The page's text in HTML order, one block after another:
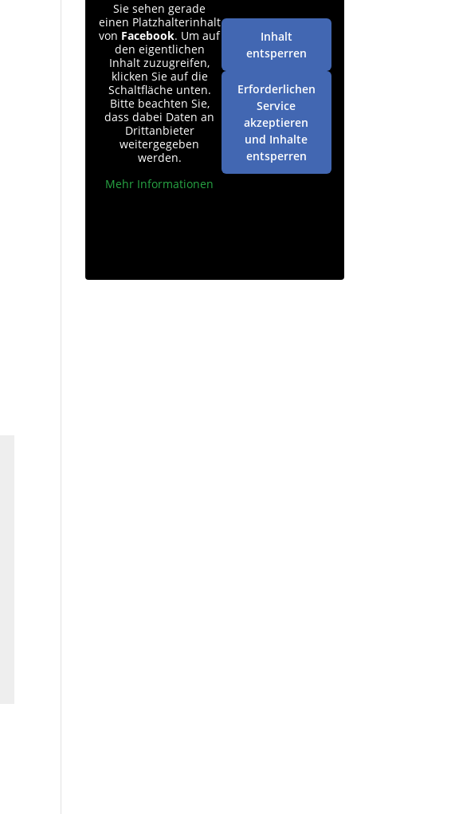
Sie sehen gerade
einen Platzhalterinhalt
von Facebook. Um auf
den eigentlichen
Inhalt zuzugreifen,
klicken Sie auf die
Schaltfläche unten.
Bitte beachten Sie,
dass dabei Daten an
Drittanbieter
weitergegeben
werden.
Mehr Informationen
Inhalt
entsperren
Erforderlichen
Service
akzeptieren
und Inhalte
entsperren